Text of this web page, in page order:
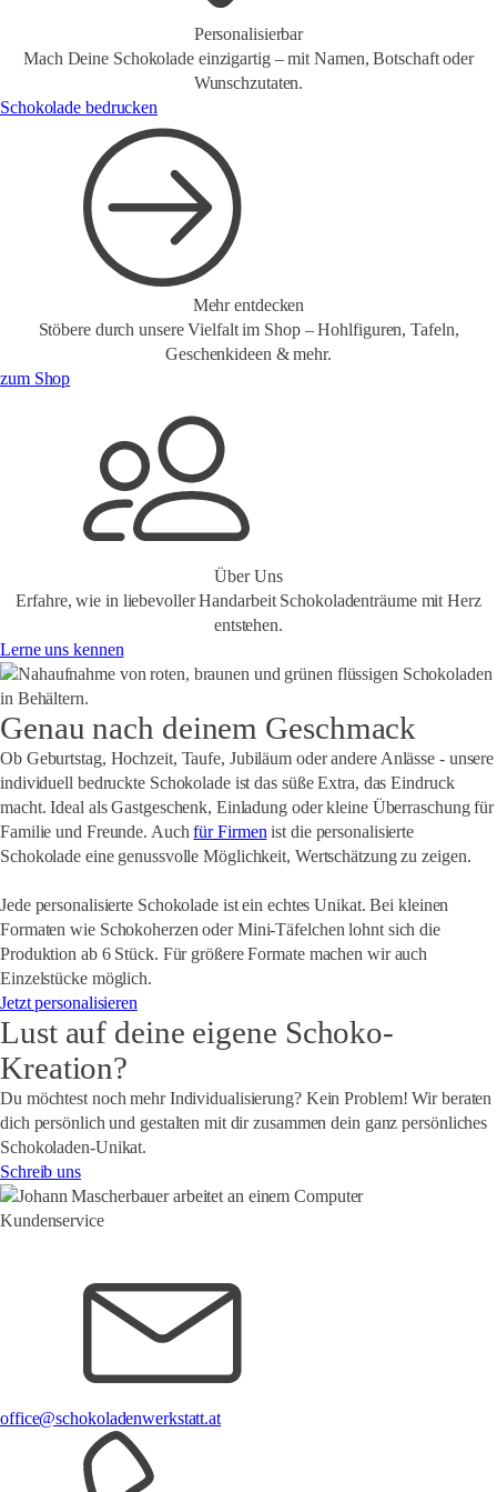
Personalisierbar
Mach Deine Schokolade einzigartig – mit Namen, Botschaft oder
Wunschzutaten.
Schokolade bedrucken
Mehr entdecken
Stöbere durch unsere Vielfalt im Shop – Hohlfiguren, Tafeln,
Geschenkideen & mehr.
zum Shop
Über Uns
Erfahre, wie in liebevoller Handarbeit Schokoladenträume mit Herz
entstehen.
Lerne uns kennen
Genau nach deinem Geschmack
ObGeburtstag, Hochzeit, Taufe, Jubiläum oder andere Anlässe - unsere
individuell bedruckte Schokolade ist das süße Extra, das Eindruck
macht. Ideal als Gastgeschenk, Einladung oder kleine Überraschung für
Familie und Freunde. Auchfür Firmen ist die personalisierte
Schokolade eine genussvolle Möglichkeit, Wertschätzung zu zeigen.
Jede personalisierte Schokolade ist ein echtes Unikat. Bei kleinen
Formaten wie Schokoherzen oder Mini-Täfelchen lohnt sich die
Produktion ab 6 Stück. Für größere Formate machen wir auch
Einzelstücke möglich.
Jetzt personalisieren
Lust auf deine eigene Schoko-
Kreation?
Du möchtest noch mehr Individualisierung? Kein Problem! Wir beraten
dich persönlich und gestalten mit dir zusammen dein ganzpersönliches
Schokoladen-Unikat.
Schreib uns
Kundenservice
office@schokoladenwerkstatt.at